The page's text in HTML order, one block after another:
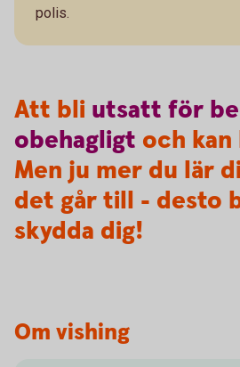
polis.
Att bli utsatt för
obehagligt och
Men ju mer du lär
det går till - desto
skydda dig!
Om vishing